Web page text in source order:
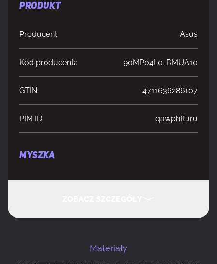
PRODUKT
Producent Asus
Kod producenta 90MP04L0-BMUA10
GTIN 4711636286107
PIM ID qawphfturu
MYSZKA
Materiały